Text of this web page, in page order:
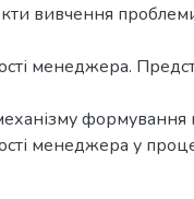
вивчення
менеджера.
формування
менеджера у